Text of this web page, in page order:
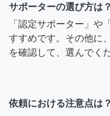
サポーターの選び方は？
「認定サポーター」や
すすめです。その他に
を確認して、選んでく
依頼における注意点は？